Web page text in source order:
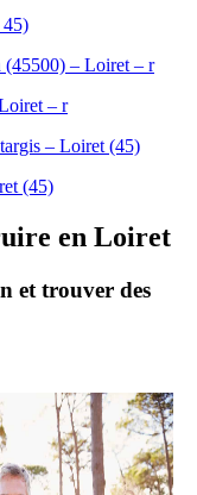
45)
– r
(45)
en Loiret
et trouver des